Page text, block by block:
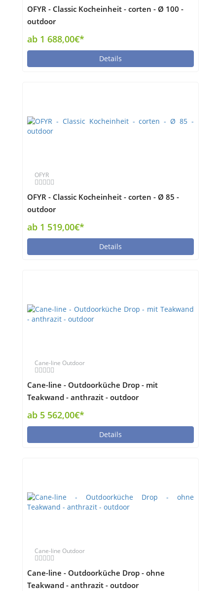
OFYR - Classic Kocheinheit - corten - Ø 100 -
outdoor
ab 1 688,00€*
Details
OFYR
OFYR - Classic Kocheinheit - corten - Ø 85 -
outdoor
ab 1 519,00€*
Details
Cane-line Outdoor
Cane-line - Outdoorküche Drop - mit
Teakwand - anthrazit - outdoor
ab 5 562,00€*
Details
Cane-line Outdoor
Cane-line - Outdoorküche Drop - ohne
Teakwand - anthrazit - outdoor